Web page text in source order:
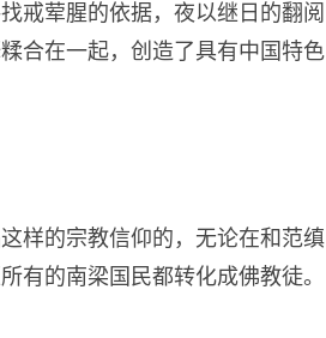
戒荤腥的依据，夜以继日的翻阅
合在一起，创造了具有中国特色
样的宗教信仰的，无论在和范缜
有的南梁国民都转化成佛教徒。